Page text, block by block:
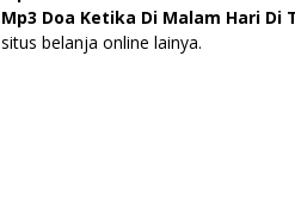
Mp3 Doa Ketika Di Malam Hari
situs belanja online lainya.